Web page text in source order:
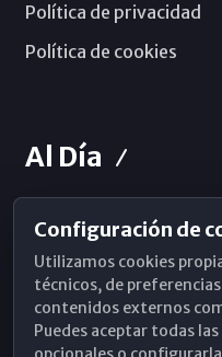
Política de privacidad
Política de cookies
Al Día
Horarios de Misa
Hemeroteca
WhatsApp
Configuración de
Utilizamos cookies
técnicos, de
contenidos externos
Puedes aceptar todas